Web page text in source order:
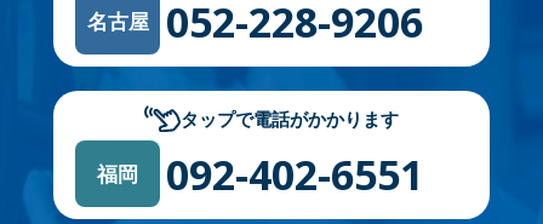
名古屋 052-228-9206
タップで電話がかかります
福岡 092-402-6551